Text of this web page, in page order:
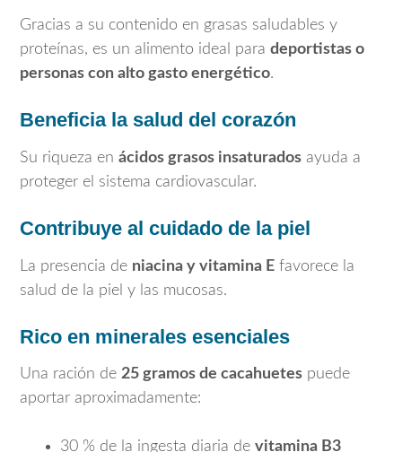
Gracias a su contenido en grasas saludables y
proteínas, es un alimento ideal para deportistas o
personas con alto gasto energético.
Beneficia la salud del corazón
Su riqueza en ácidos grasos insaturados ayuda a
proteger el sistema cardiovascular.
Contribuye al cuidado de la piel
La presencia de niacina y vitamina E favorece la
salud de la piel y las mucosas.
Rico en minerales esenciales
Una ración de 25 gramos de cacahuetes puede
aportar aproximadamente:
30 % de la ingesta diaria de vitamina B3